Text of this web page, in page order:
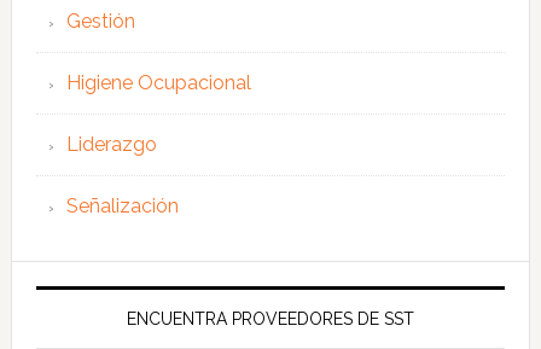
Gestión
Higiene Ocupacional
Liderazgo
Señalización
ENCUENTRA PROVEEDORES DE SST